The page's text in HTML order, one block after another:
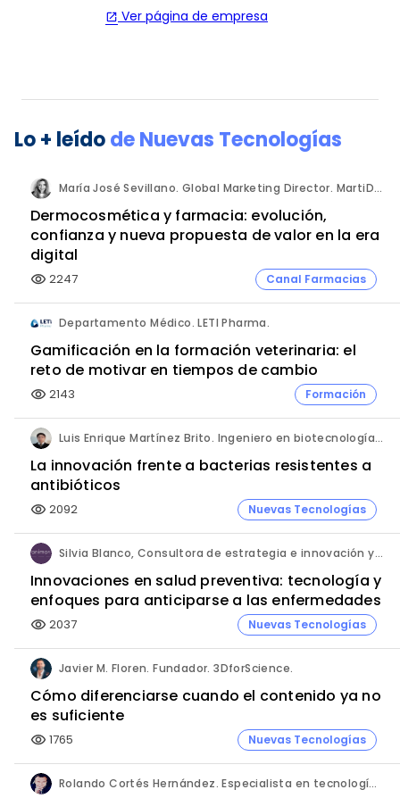
open_in_new Ver página de empresa
Lo + leídodeNuevas Tecnologías
María José Sevillano. Global Marketing Director. MartiDerm.
Dermocosmética y farmacia: evolución,
confianza y nueva propuesta de valor en la era
digital
visibility 2247 Canal Farmacias
Departamento Médico. LETI Pharma.
Gamificación en la formación veterinaria: el
reto de motivar en tiempos de cambio
visibility 2143 Formación
Luis Enrique Martínez Brito. Ingeniero en biotecnología, México.
La innovación frente a bacterias resistentes a
antibióticos
visibility 2092 Nuevas Tecnologías
Silvia Blanco, Consultora de estrategia e innovación y Ana Leal, Consultora Senior de estrategia e innovación. ANIMA.
Innovaciones en salud preventiva: tecnología y
enfoques para anticiparse a las enfermedades
visibility 2037 Nuevas Tecnologías
Javier M. Floren. Fundador. 3DforScience.
Cómo diferenciarse cuando el contenido ya no
es suficiente
visibility 1765 Nuevas Tecnologías
Rolando Cortés Hernández. Especialista en tecnología e inteligencia artificial. Director Comercial. AQUÍ tu Remodelación.